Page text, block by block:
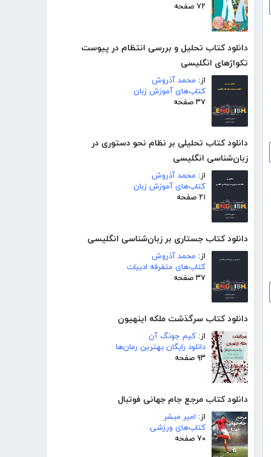
۷۲ صفحه
دانلود کتاب تحلیل و بررسی انتظام در پیوست
تکواژهای انگلیسی
از: محمد آذروش
کتاب‌های آموزش زبان
۳۷ صفحه
دانلود کتاب تحلیلی بر نظام نحو دستوری در
زبان‌شناسی انگلیسی
از: محمد آذروش
کتاب‌های آموزش زبان
۲۱ صفحه
دانلود کتاب جستاری بر زبان‌شناسی انگلیسی
از: محمد آذروش
کتاب‌های متفرقه ادبیات
۳۷ صفحه
دانلود کتاب سرگذشت ملکه اینهیون
از: کیم جونگ آن
دانلود رایگان بهترین رمان‌ها
۹۳ صفحه
دانلود کتاب مرجع جام جهانی فوتبال
از: امیر مبشر
کتاب‌های ورزشی
۷۰ صفحه